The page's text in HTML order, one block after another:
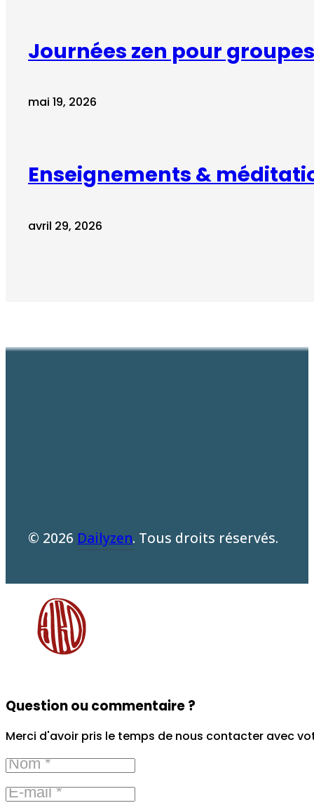
Journées zen pour
mai 19, 2026
Enseignements &
avril 29, 2026
© 2026 Dailyzen. Tous droits réservés.
Question ou commentaire ?
Merci d'avoir pris le temps de nous contacter avec